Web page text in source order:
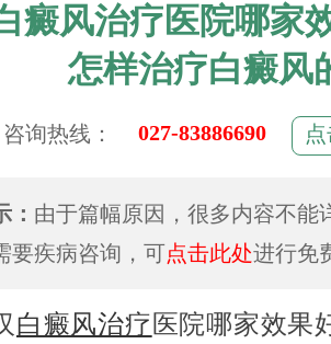
癜风治疗医院哪家
怎样治疗白癜风
咨询热线： 027-83886690
： 由于篇幅原因，很多内容不能
要疾病咨询，可点击此处进行免
白癜风治疗医院哪家效果